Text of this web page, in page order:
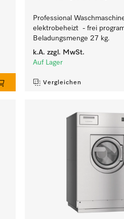
Professional
elektrobeheizt - frei
Beladungsmenge 27 kg.
k.A. zzgl. MwSt.
Auf Lager
Vergleichen